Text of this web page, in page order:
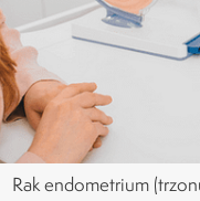
Rak endometrium